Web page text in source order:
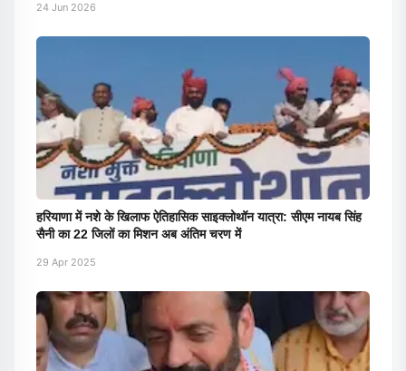
24 Jun 2026
हरियाणा में नशे के खिलाफ ऐतिहासिक साइक्लोथॉन यात्रा: सीएम नायब सिंह
सैनी का 22 जिलों का मिशन अब अंतिम चरण में
29 Apr 2025